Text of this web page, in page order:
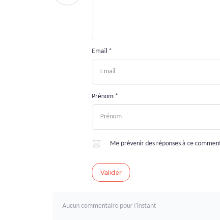
Email *
Prénom *
Me prévenir des réponses à ce
Valider
Aucun commentaire pour l'instant